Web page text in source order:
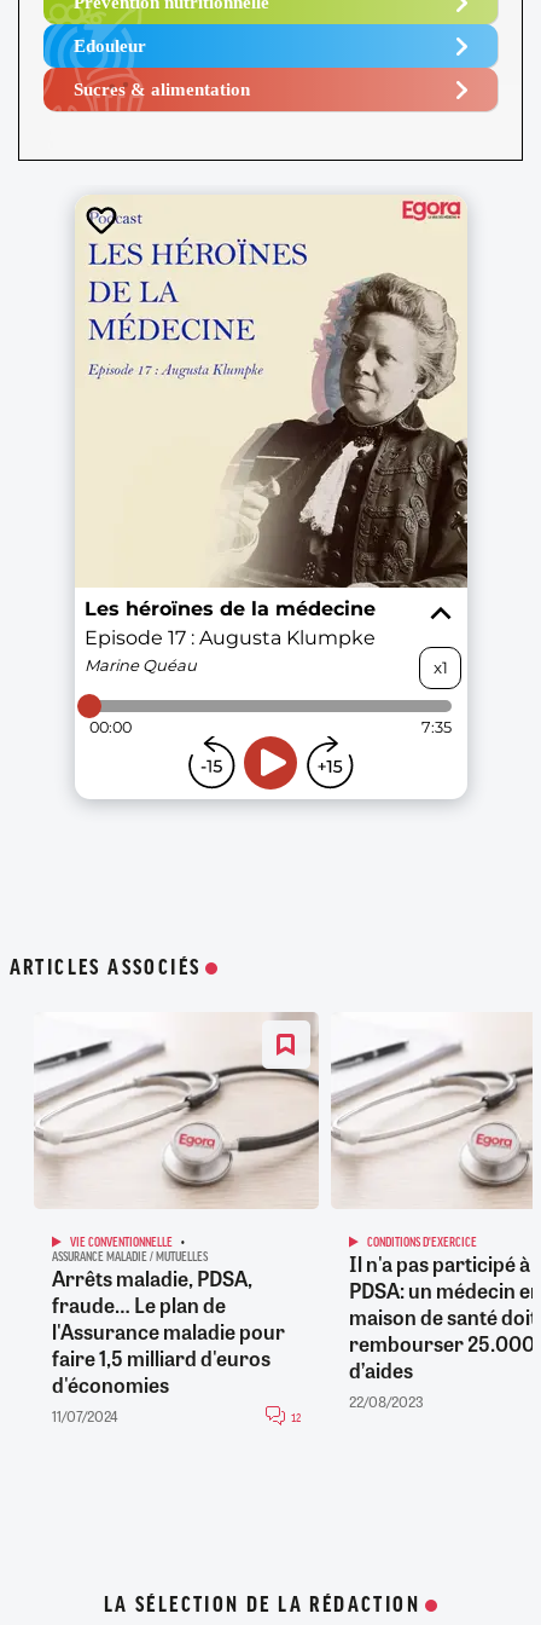
Edouleur​
Sucres & alimentation​
ARTICLES ASSOCIÉS
VIE CONVENTIONNELLE
ASSURANCE MALADIE / MUTUELLES
Arrêts maladie, PDSA,
fraude… Le plan de
l'Assurance maladie pour
faire 1,5 milliard d'euros
d'économies
11/07/2024 12
CONDITIONS D'EXERCICE
Il n'a pas participé à
PDSA: un médecin en
maison de santé doit
rembourser 25.000
d’aides
22/08/2023
LA SÉLECTION DE LA RÉDACTION